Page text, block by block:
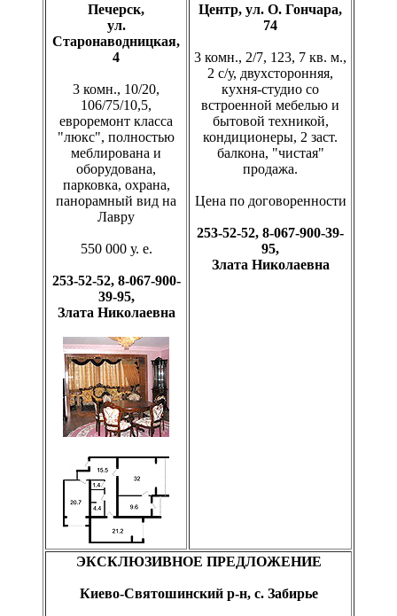
Печерск,
ул.
Старонаводницкая,
4
3 комн., 10/20,
106/75/10,5,
евроремонт класса
"люкс", полностью
меблирована и
оборудована,
парковка, охрана,
панорамный вид на
Лавру
550 000 у. е.
253-52-52, 8-067-900-
39-95,
Злата Николаевна
Центр, ул. О. Гончара,
74
3 комн., 2/7, 123, 7 кв. м.,
2 с/у, двухсторонняя,
кухня-студио со
встроенной мебелью и
бытовой техникой,
кондиционеры, 2 заст.
балкона, "чистая"
продажа.
Цена по договоренности
253-52-52, 8-067-900-39-
95,
Злата Николаевна
ЭКСКЛЮЗИВНОЕ ПРЕДЛОЖЕНИЕ
Киево-Святошинский р-н, с. Забирье